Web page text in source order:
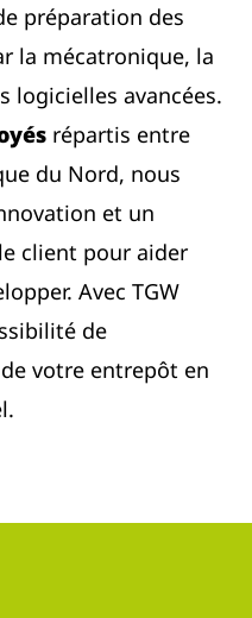
préparation des
la mécatronique, la
logicielles avancées.
répartis entre
du Nord, nous
et un
client pour aider
Avec TGW
de
votre entrepôt en